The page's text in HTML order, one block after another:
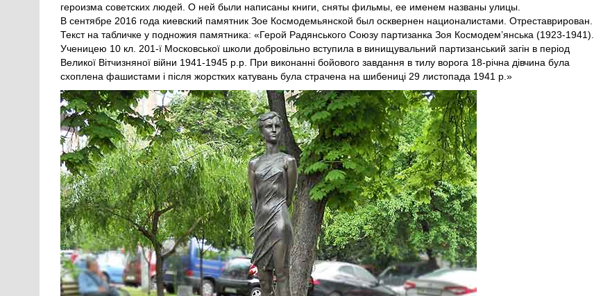
героизма советских людей. О ней были написаны книги, сняты фильмы, ее именем названы улицы.
В сентябре 2016 года киевский памятник Зое Космодемьянской был осквернен националистами. Отреставрирован.
Текст на табличке у подножия памятника: «Герой Радянського Союзу партизанка Зоя Космодем’янська (1923-1941).
Ученицею 10 кл. 201-ї Московської школи добровільно вступила в винищувальний партизанський загін в період
Великої Вітчизняної війни 1941-1945 р.р. При виконанні бойового завдання в тилу ворога 18-річна дівчина була
схоплена фашистами і після жорстких катувань була страчена на шибениці 29 листопада 1941 р.»